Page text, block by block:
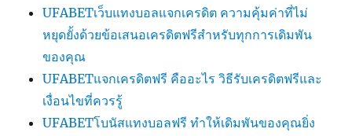
UFABETเว็บแทงบอลแจกเครดิต ความคุ้มค่าที่ไม่
หยุดยั้งด้วยข้อเสนอเครดิตฟรีสำหรับทุกการเดิมพัน
ของคุณ
UFABETแจกเครดิตฟรี คืออะไร วิธีรับเครดิตฟรีและ
เงื่อนไขที่ควรรู้
UFABETโบนัสแทงบอลฟรี ทำให้เดิมพันของคุณยิ่ง